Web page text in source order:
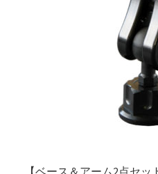
【ベース＆アーム2点セッ